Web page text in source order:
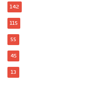
142
115
55
45
13